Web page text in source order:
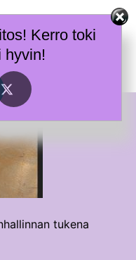
tueksi.
tukena
Kerro toki
hyvin!